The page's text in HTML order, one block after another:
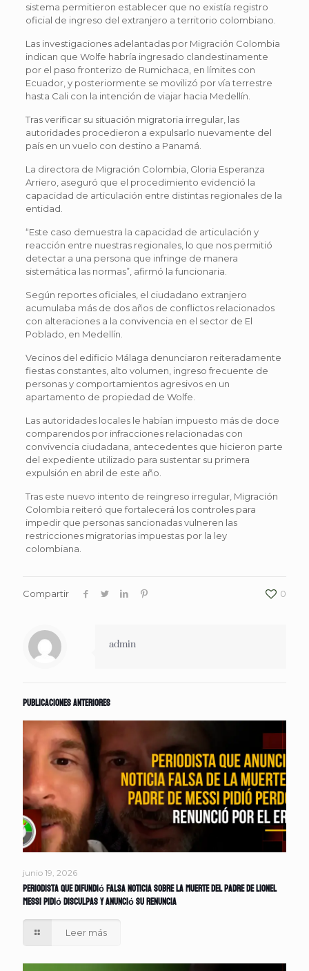
sistema permitieron establecer que no existía registro
oficial de ingreso del extranjero a territorio colombiano.
Las investigaciones adelantadas por Migración Colombia
indican que Wolfe habría ingresado clandestinamente
por el paso fronterizo de Rumichaca, en límites con
Ecuador, y posteriormente se movilizó por vía terrestre
hasta Cali con la intención de viajar hacia Medellín.
Tras verificar su situación migratoria irregular, las
autoridades procedieron a expulsarlo nuevamente del
país en un vuelo con destino a Panamá.
La directora de Migración Colombia, Gloria Esperanza
Arriero, aseguró que el procedimiento evidenció la
capacidad de articulación entre distintas regionales de la
entidad.
“Este caso demuestra la capacidad de articulación y
reacción entre nuestras regionales, lo que nos permitió
detectar a una persona que infringe de manera
sistemática las normas”, afirmó la funcionaria.
Según reportes oficiales, el ciudadano extranjero
acumulaba más de dos años de conflictos relacionados
con alteraciones a la convivencia en el sector de El
Poblado, en Medellín.
Vecinos del edificio Málaga denunciaron reiteradamente
fiestas constantes, alto volumen, ingreso frecuente de
personas y comportamientos agresivos en un
apartamento de propiedad de Wolfe.
Las autoridades locales le habían impuesto más de doce
comparendos por infracciones relacionadas con
convivencia ciudadana, antecedentes que hicieron parte
del expediente utilizado para sustentar su primera
expulsión en abril de este año.
Tras este nuevo intento de reingreso irregular, Migración
Colombia reiteró que fortalecerá los controles para
impedir que personas sancionadas vulneren las
restricciones migratorias impuestas por la ley
colombiana.
Compartir 0
admin
Publicaciones anteriores
junio 19, 2026
Periodista que difundió falsa noticia sobre la muerte del padre de Lionel
Messi pidió disculpas y anunció su renuncia
Leer más